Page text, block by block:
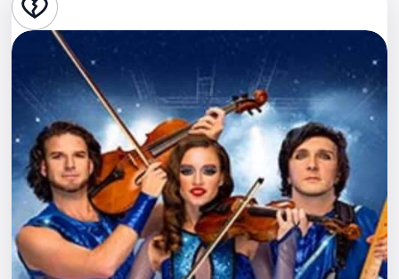
Стендап
Выставки
Спорт
События
Города
Площадки